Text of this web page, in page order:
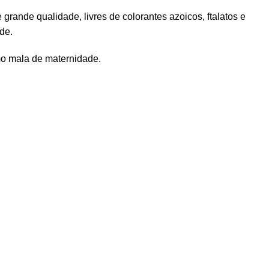
grande qualidade, livres de colorantes azoicos, ftalatos e
mala de maternidade.